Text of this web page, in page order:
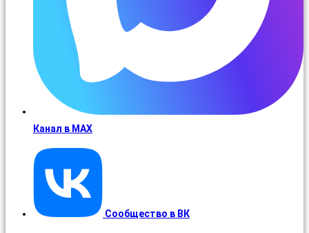
Канал в MAX
Сообщество в ВК